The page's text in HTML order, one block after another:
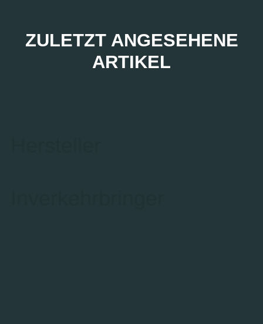
ZULETZT ANGESEHENE
ARTIKEL